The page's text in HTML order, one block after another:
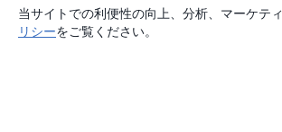
当サイトでの利便性の向上、分析、マーケテ
リシーをご覧ください。